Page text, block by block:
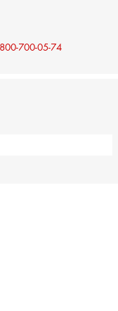
700-05-74